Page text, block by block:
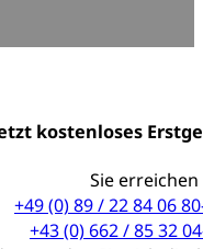
kostenloses
Sie
+49 (0) 89 / 22 84 06
+43 (0) 662 / 85 32